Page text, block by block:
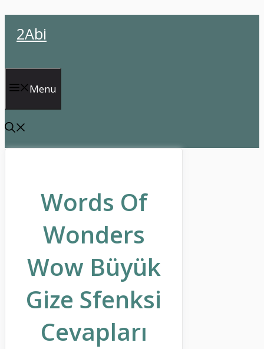
atla2Abi
Menu
Words Of
Wonders
Wow Büyük
Gize Sfenksi
Cevapları